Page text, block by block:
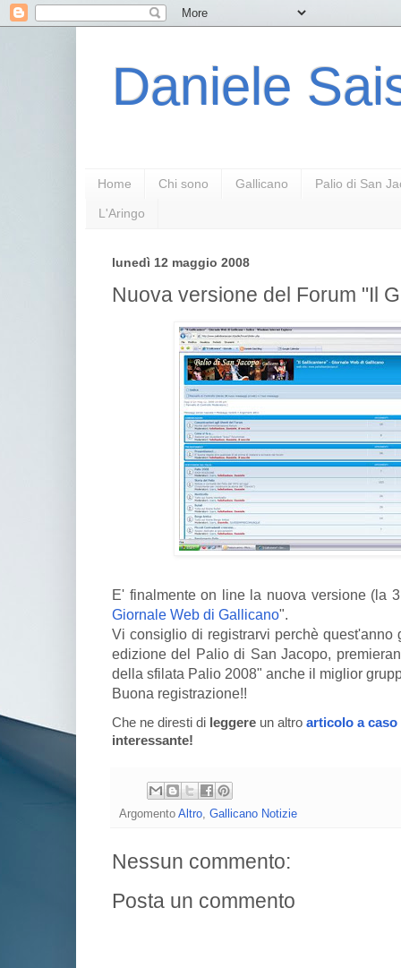
Daniele
Home Chi sono Gallicano Palio di San
L'Aringo
lunedì 12 maggio 2008
Nuova versione del Forum "Il
E' finalmente on line la nuova versione (la
Giornale Web di Gallicano".
Vi consiglio di registrarvi perchè
edizione del Palio di San Jacopo,
della sfilata Palio 2008" anche il miglior
Buona registrazione!!
Che ne diresti di leggere un altro articolo a caso
interessante!
Argomento Altro Gallicano Notizie
Nessun commento:
Posta un commento